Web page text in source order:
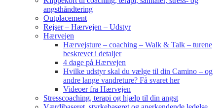
angsthåndtering
Outplacement
Rejser – Hærvejen – Udstyr
Hærvejen
Hærvejsture – coaching – Walk & Talk – turene
beskrevet i detaljer
4 dage på Hærvejen
Hvilke udstyr skal du vælge til din Camino – og
andre lange vandreture? Få svaret her
Videoer fra Hærvejen
Stresscoaching, terapi og hjælp til din angst